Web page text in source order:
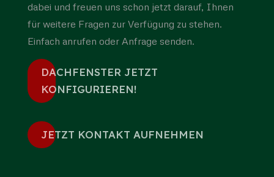
dabei und freuen uns schon jetzt darauf, Ihnen
für weitere Fragen zur Verfügung zu stehen.
Einfach anrufen oder Anfrage senden.
DACHFENSTER JETZT
KONFIGURIEREN!
JETZT KONTAKT AUFNEHMEN